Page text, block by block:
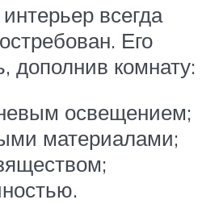
всегда
Его
дополнив комнату:
освещением;
материалами;